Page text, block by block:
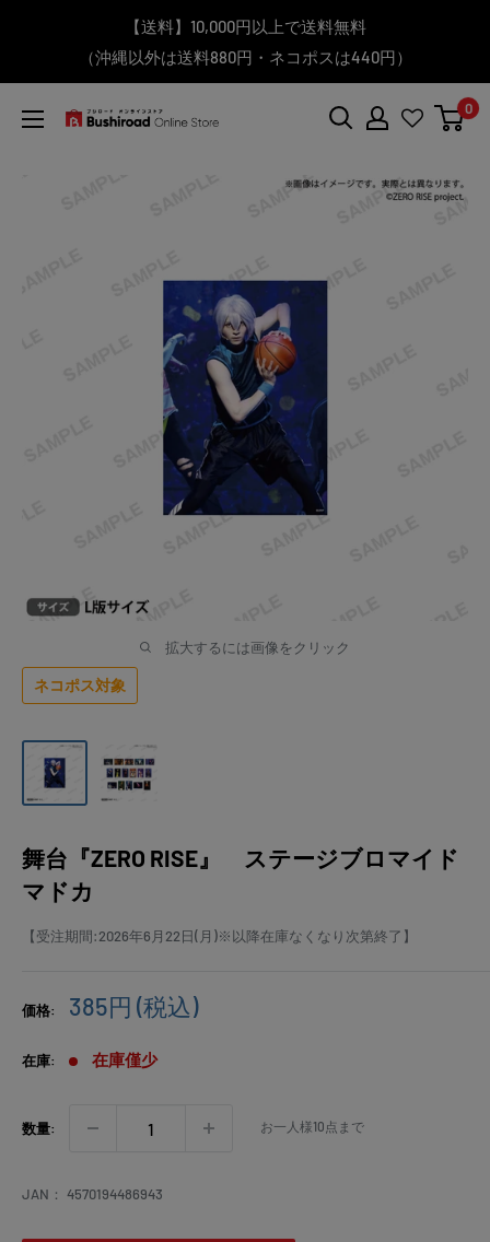
▼送料をおトクにお買物する方法をご紹介♪
【こちらをクリック】
【送料】10,000円以上で送料無料
（沖縄以外は送料880円・ネコポスは440円）
BanG Dream! ちゃむりぃ みに Ave Mujica 鮮美透涼 ver.販売
▼「作品・ブランドから探す」で
欲しい商品を手に入れよう！
▼スムーズに商品を探すなら、
「カテゴリーから探す」を活用しよう！
▼お気に入り登録機能を活用しよう♪
【こちらをクリック】
ブ
0
拡大するには画像をクリック
ネコポス対象
舞台『ZERO RISE』 ステージブロマイド
マドカ
【受注期間:2026年6月22日(月)※以降在庫なくなり次第終了】
価格:
販
価
385円 (税込)
在庫: 在庫僅少
数量: お一人様10点まで
JAN： 4570194486943